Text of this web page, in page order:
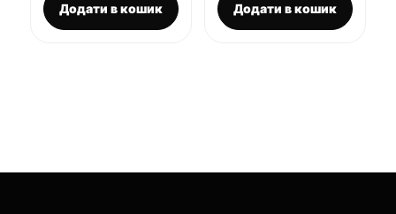
Додати в кошик Додати в кошик